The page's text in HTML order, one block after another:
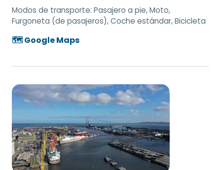
Modos de transporte: Pasajero a pie, Moto,
Furgoneta (de pasajeros), Coche estándar, Bicicleta
🗺️ Google Maps